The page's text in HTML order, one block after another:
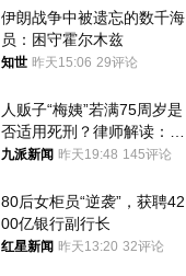
伊朗战争中被遗忘的数千海
员：困守霍尔木兹
知世 昨天15:06 29评论
人贩子“梅姨”若满75周岁是
否适用死刑？律师解读：很
大概率不会被判处死刑
九派新闻 昨天19:48 145评论
80后女柜员“逆袭”，获聘42
00亿银行副行长
红星新闻 昨天13:20 32评论